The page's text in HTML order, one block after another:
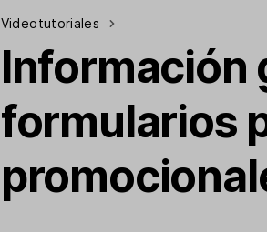
Videotutoriales
Información
formularios